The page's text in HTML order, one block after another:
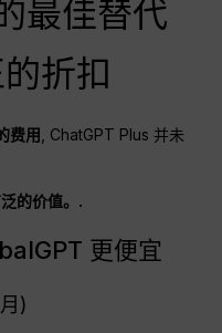
最佳替代
折扣
费用 , ChatGPT Plus 并未
的价值。.
更便宜
)